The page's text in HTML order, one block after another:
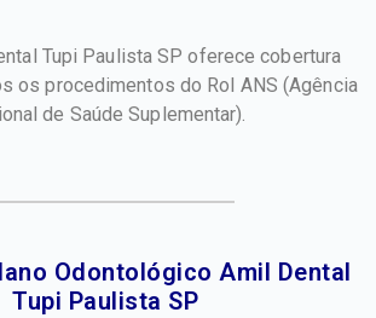
Tupi Paulista SP oferece cobertura
os procedimentos do Rol ANS (Agência
de Saúde Suplementar).
Odontológico Amil Dental
Tupi Paulista SP​